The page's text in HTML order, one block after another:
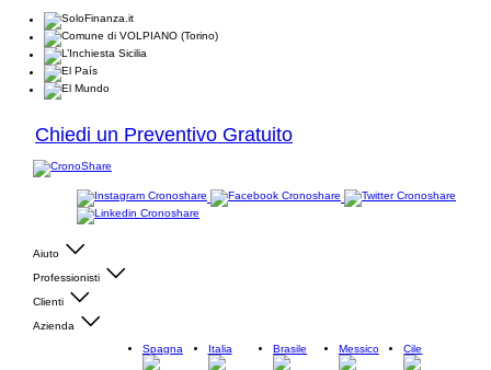
Chiedi un Preventivo Gratuito
Aiuto
Professionisti
Clienti
Azienda
Spagna
Italia Brasile Messico Cile